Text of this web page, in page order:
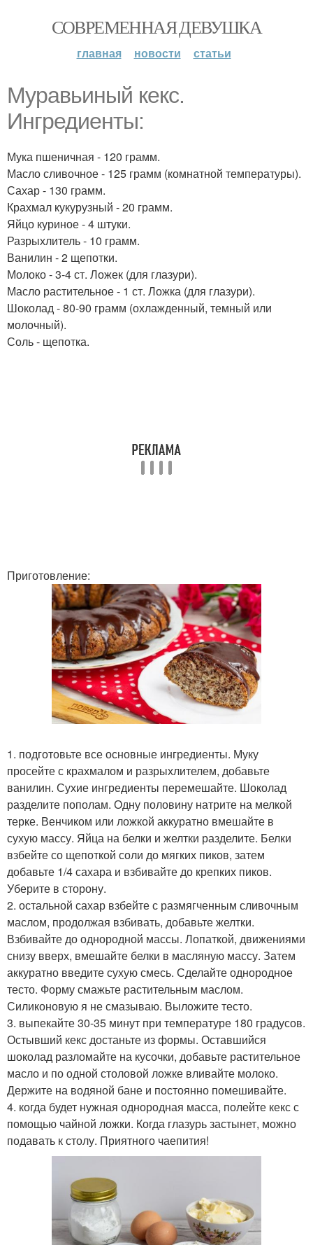
СОВРЕМЕННАЯ ДЕВУШКА
главная новости статьи
Муравьиный кекс.
Ингредиенты:
Мука пшеничная - 120 грамм.
Масло сливочное - 125 грамм (комнатной температуры).
Сахар - 130 грамм.
Крахмал кукурузный - 20 грамм.
Яйцо куриное - 4 штуки.
Разрыхлитель - 10 грамм.
Ванилин - 2 щепотки.
Молоко - 3-4 ст. Ложек (для глазури).
Масло растительное - 1 ст. Ложка (для глазури).
Шоколад - 80-90 грамм (охлажденный, темный или
молочный).
Соль - щепотка.
Приготовление:
1. подготовьте все основные ингредиенты. Муку
просейте с крахмалом и разрыхлителем, добавьте
ванилин. Сухие ингредиенты перемешайте. Шоколад
разделите пополам. Одну половину натрите на мелкой
терке. Венчиком или ложкой аккуратно вмешайте в
сухую массу. Яйца на белки и желтки разделите. Белки
взбейте со щепоткой соли до мягких пиков, затем
добавьте 1/4 сахара и взбивайте до крепких пиков.
Уберите в сторону.
2. остальной сахар взбейте с размягченным сливочным
маслом, продолжая взбивать, добавьте желтки.
Взбивайте до однородной массы. Лопаткой, движениями
снизу вверх, вмешайте белки в масляную массу. Затем
аккуратно введите сухую смесь. Сделайте однородное
тесто. Форму смажьте растительным маслом.
Силиконовую я не смазываю. Выложите тесто.
3. выпекайте 30-35 минут при температуре 180 градусов.
Остывший кекс достаньте из формы. Оставшийся
шоколад разломайте на кусочки, добавьте растительное
масло и по одной столовой ложке вливайте молоко.
Держите на водяной бане и постоянно помешивайте.
4. когда будет нужная однородная масса, полейте кекс с
помощью чайной ложки. Когда глазурь застынет, можно
подавать к столу. Приятного чаепития!